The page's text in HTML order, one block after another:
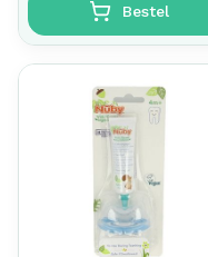
Bestel